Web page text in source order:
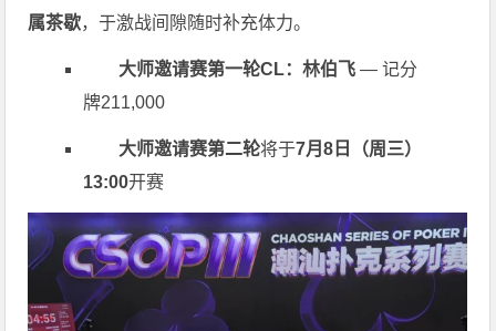
属茶歇，于激战间隙随时补充体力。
大师邀请赛第一轮CL：林伯飞 — 记分
牌211,000
大师邀请赛第二轮将于7月8日（周三）
13:00开赛